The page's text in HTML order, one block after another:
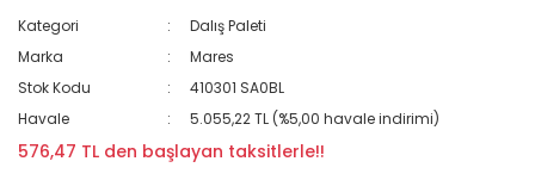
Kategori
Dalış Paleti
Marka
Mares
Stok Kodu
410301 SA0BL
Havale
5.055,22 TL (%5,00 havale indirimi)
576,47 TL den başlayan taksitlerle!!